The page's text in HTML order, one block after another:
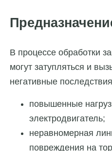
В процессе обработки
могут затупляться и
негативные
повышенные
электродвигатель;
неравномерная
повреждения на